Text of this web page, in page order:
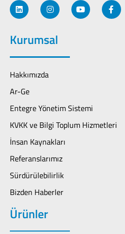
Kurumsal
Hakkımızda
Ar-Ge
Entegre Yönetim Sistemi
KVKK ve Bilgi Toplum Hizmetleri
İnsan Kaynakları
Referanslarımız
Sürdürülebilirlik
Bizden Haberler
Ürünler